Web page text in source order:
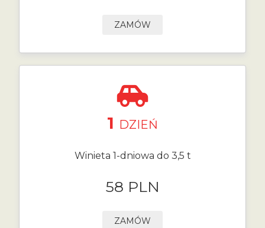
ZAMÓW
1 DZIEŃ
Winieta 1-dniowa do 3,5 t
58 PLN
ZAMÓW